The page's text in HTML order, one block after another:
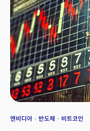
엔비디아 반도체 비트코인